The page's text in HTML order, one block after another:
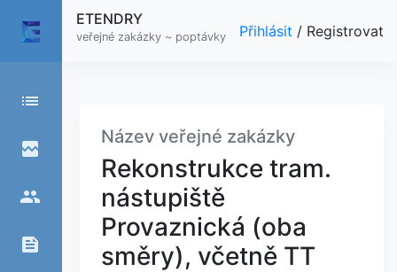
list
broken_image
people
feed
ETENDRY
veřejné zakázky ~ poptávky Přihlásit / Registrovat
Název veřejné zakázky
Rekonstrukce tram.
nástupiště
Provaznická (oba
směry), včetně TT